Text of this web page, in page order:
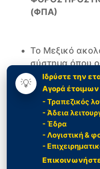
(ΦΠΑ)
Το Μεξικό
σύστημα όπου
από άλλους
για τον
ΦΠΑ.
Ο ΦΠΑ
16%. Σε
ενδέχεται να
ΦΟΡΟΣ
💡
Ιδρύστε την
Αγορά έτοιμων
- Τραπεζικός
- Άδεια
- Έδρα
- Λογιστική &
-